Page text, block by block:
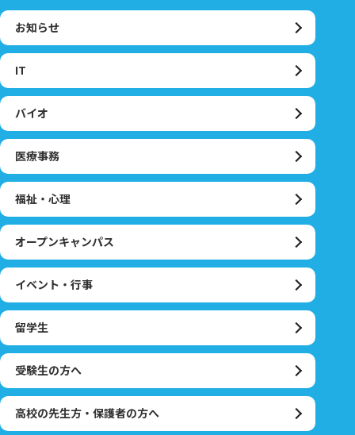
お知らせ
IT
バイオ
医療事務
福祉・心理
オープンキャンパス
イベント・行事
留学生
受験生の方へ
高校の先生方・保護者の方へ